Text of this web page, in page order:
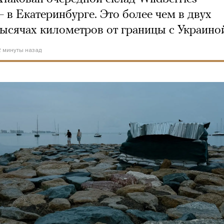
в Екатеринбурге. Это более чем в двух
километров от границы с
минуты назад